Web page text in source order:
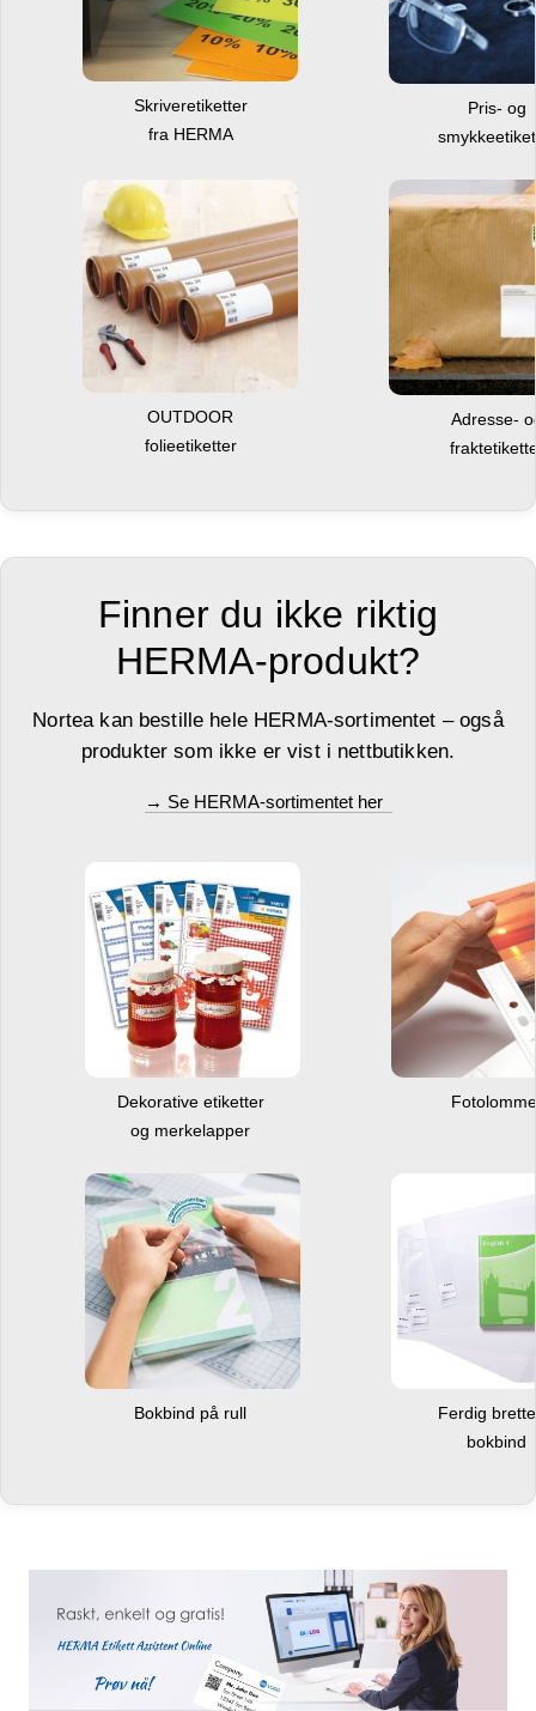
Skriveretiketter
fra HERMA
Pris- og
OUTDOOR
folieetiketter
Adresse-
Finner du ikke riktig
HERMA-produkt?
Nortea kan bestille hele HERMA-sortimentet – også
produkter som ikke er vist i nettbutikken.
→ Se HERMA-sortimentet her
Dekorative etiketter
og merkelapper
Bokbind på rull
Ferdig
bokbind